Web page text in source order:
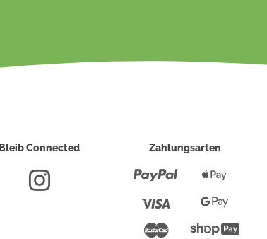
Bleib Connected Zahlungsarten
Paypal
Mastercard
Pay
Pay